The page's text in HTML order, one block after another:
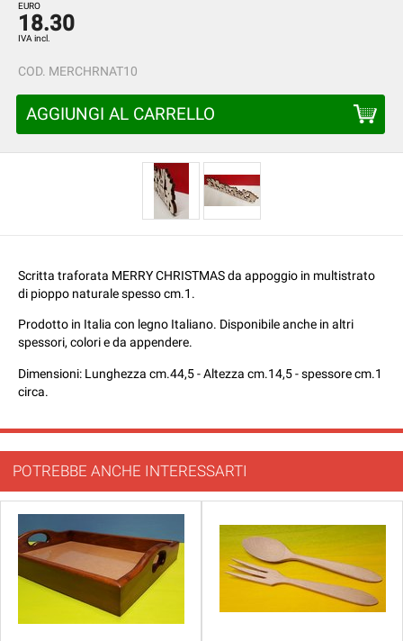
EURO
18.30
IVA incl.
COD. MERCHRNAT10
AGGIUNGI AL CARRELLO
Scritta traforata MERRY CHRISTMAS da appoggio in multistrato
di pioppo naturale spesso cm.1.
Prodotto in Italia con legno Italiano. Disponibile anche in altri
spessori, colori e da appendere.
Dimensioni: Lunghezza cm.44,5 - Altezza cm.14,5 - spessore cm.1
circa.
POTREBBE ANCHE INTERESSARTI